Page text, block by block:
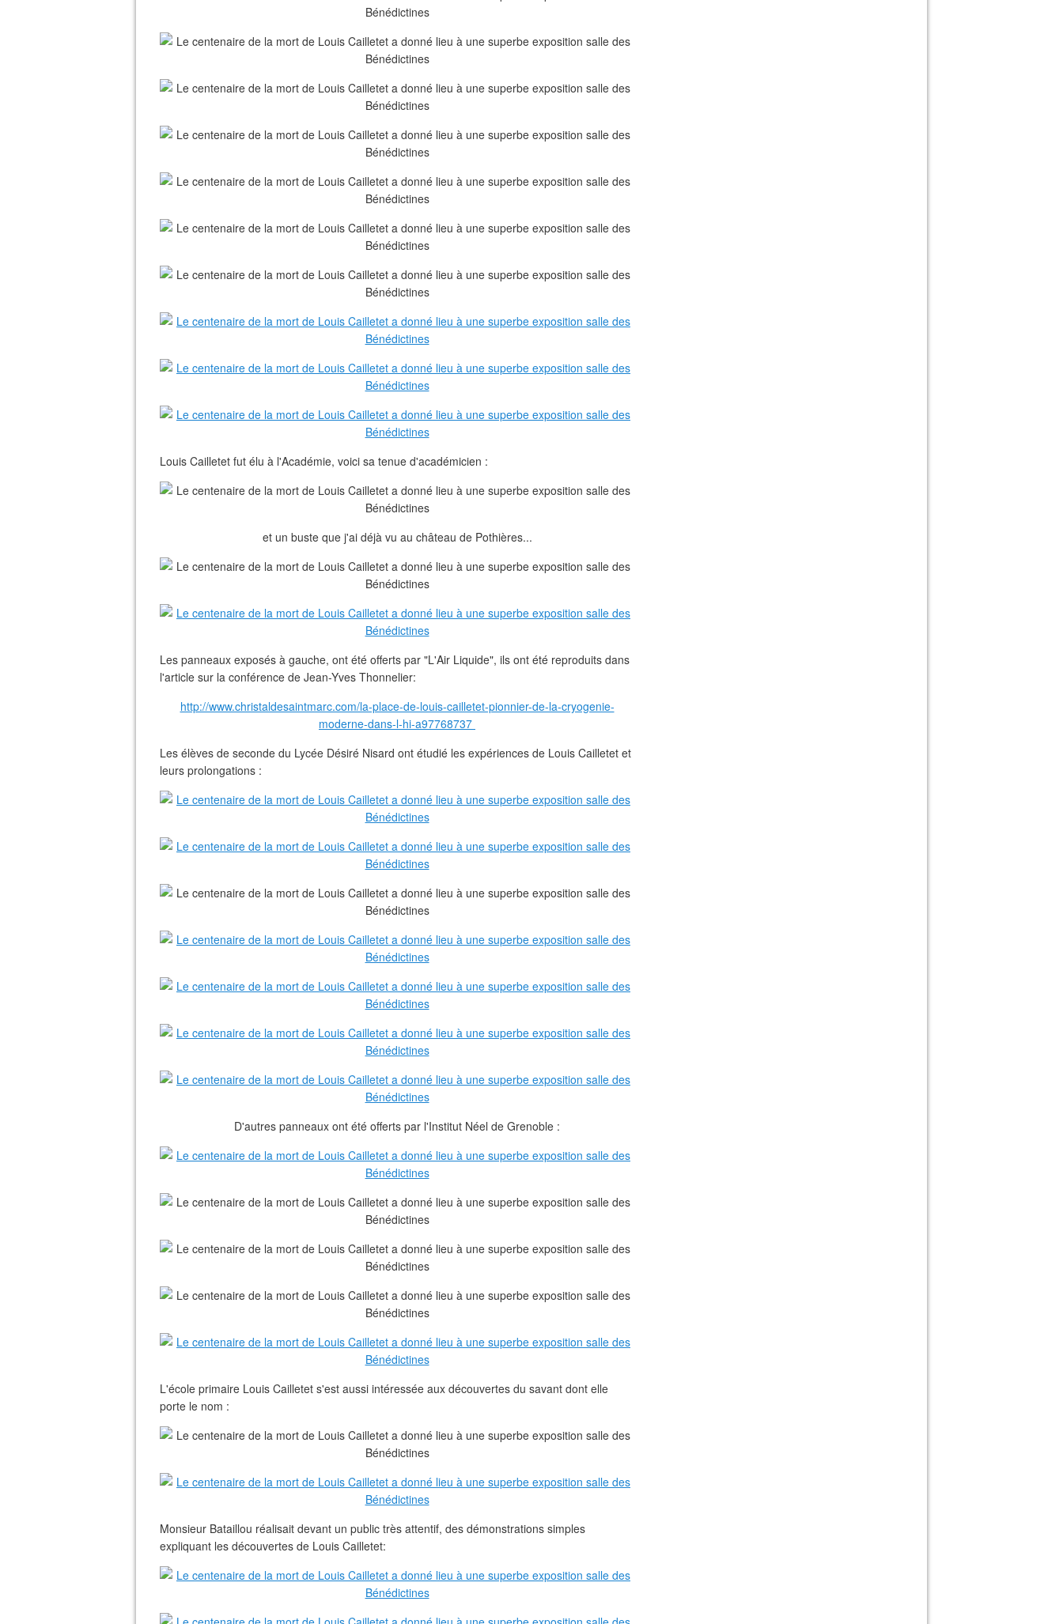
Louis Cailletet fut élu à l'Académie, voici sa tenue d'académicien :
et un buste que j'ai déjà vu au château de Pothières...
Les panneaux exposés à gauche, ont été offerts par "L'Air Liquide", ils ont été reproduits dans
l'article sur la conférence de Jean-Yves Thonnelier:
http://www.christaldesaintmarc.com/la-place-de-louis-cailletet-pionnier-de-la-cryogenie-
moderne-dans-l-hi-a97768737
Les élèves de seconde du Lycée Désiré Nisard ont étudié les expériences de Louis Cailletet et
leurs prolongations :
D'autres panneaux ont été offerts par l'Institut Néel de Grenoble :
L'école primaire Louis Cailletet s'est aussi intéressée aux découvertes du savant dont elle
porte le nom :
Monsieur Bataillou réalisait devant un public très attentif, des démonstrations simples
expliquant les découvertes de Louis Cailletet: